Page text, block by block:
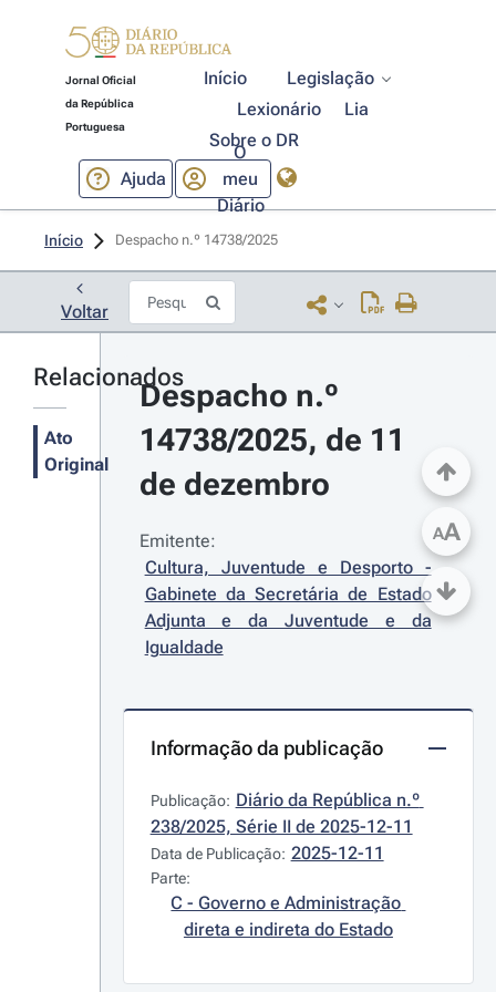
Jornal Oficial
da República
Portuguesa
Início
Legislação
Lexionário
Lia
Sobre o DR
Ajuda
O
meu
Diário
Início Despacho n.º 14738/2025
Voltar
Relacionados
Ato
Original
Despacho n.º
14738/2025, de 11
de dezembro
Emitente:
Cultura, Juventude e Desporto -
Gabinete da Secretária de Estado
Adjunta e da Juventude e da
Igualdade
Informação da publicação
Publicação: Diário da República n.º
238/2025, Série II de 2025-12-11
Data de Publicação: 2025-12-11
Parte:
C - Governo e Administração
direta e indireta do Estado
AA